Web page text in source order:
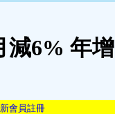
減6% 年增
新會員註冊